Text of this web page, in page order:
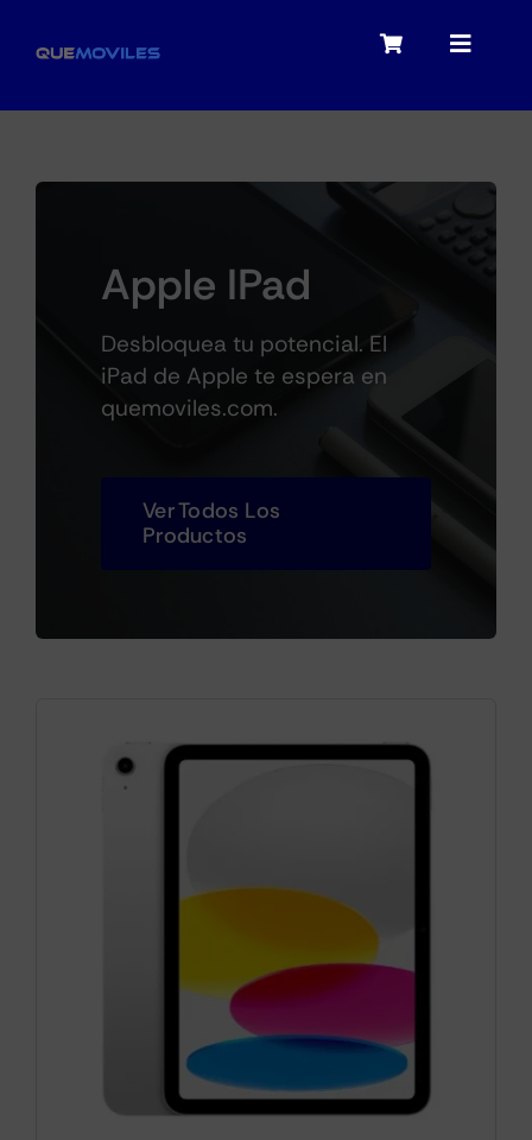
Toggle
My account
Checkout
Toggle
Portátiles
Smartwatches
Apple IPad
Desbloquea tu potencial. El
iPad de Apple te espera en
quemoviles.com.
Ver Todos Los
Productos